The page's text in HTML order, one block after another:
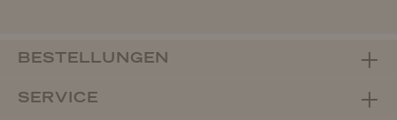
BESTELLUNGEN
SERVICE